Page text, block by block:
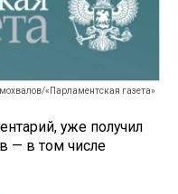
«Парламентская газета»
уже получил
— в том числе